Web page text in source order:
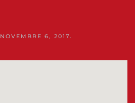
NOVEMBRE 6, 2017.